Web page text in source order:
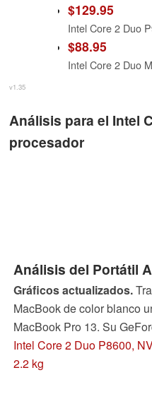
$129.95
$88.95
v1.35
Análisis para el Intel
procesador
Análisis del Portátil
Gráficos actualizados.
MacBook de color blanco
MacBook Pro 13. Su
rendimiento gráfico
paquete en su totalidad
Intel Core 2 Duo P8600,
2.2 kg